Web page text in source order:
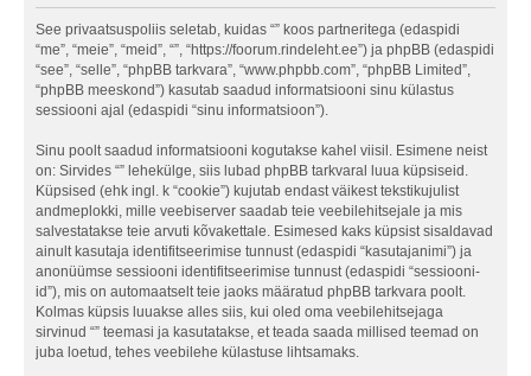
See privaatsuspoliis seletab, kuidas “” koos partneritega (edaspidi
“me”, “meie”, “meid”, “”, “https://foorum.rindeleht.ee”) ja phpBB (edaspidi
“see”, “selle”, “phpBB tarkvara”, “www.phpbb.com”, “phpBB Limited”,
“phpBB meeskond”) kasutab saadud informatsiooni sinu külastus
sessiooni ajal (edaspidi “sinu informatsioon”).
Sinu poolt saadud informatsiooni kogutakse kahel viisil. Esimene neist
on: Sirvides “” lehekülge, siis lubad phpBB tarkvaral luua küpsiseid.
Küpsised (ehk ingl. k “cookie”) kujutab endast väikest tekstikujulist
andmeplokki, mille veebiserver saadab teie veebilehitsejale ja mis
salvestatakse teie arvuti kõvakettale. Esimesed kaks küpsist sisaldavad
ainult kasutaja identifitseerimise tunnust (edaspidi “kasutajanimi”) ja
anonüümse sessiooni identifitseerimise tunnust (edaspidi “sessiooni-
id”), mis on automaatselt teie jaoks määratud phpBB tarkvara poolt.
Kolmas küpsis luuakse alles siis, kui oled oma veebilehitsejaga
sirvinud “” teemasi ja kasutatakse, et teada saada millised teemad on
juba loetud, tehes veebilehe külastuse lihtsamaks.